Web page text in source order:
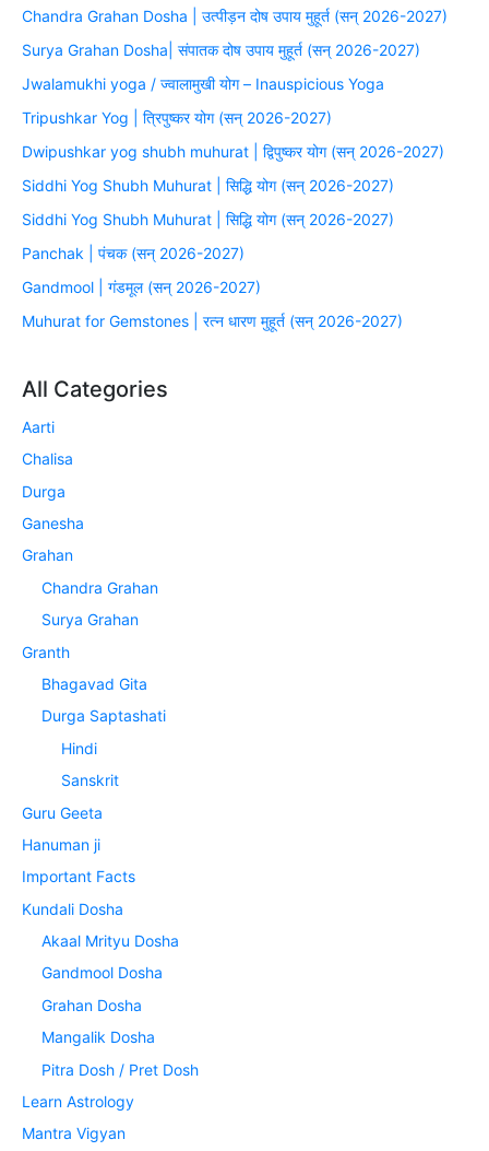
Chandra Grahan Dosha | उत्पीड़न दोष उपाय मुहूर्त (सन् 2026-2027)
Surya Grahan Dosha| संपातक दोष उपाय मुहूर्त (सन् 2026-2027)
Jwalamukhi yoga / ज्वालामुखी योग – Inauspicious Yoga
Tripushkar Yog | त्रिपुष्कर योग (सन् 2026-2027)
Dwipushkar yog shubh muhurat | द्विपुष्कर योग (सन् 2026-2027)
Siddhi Yog Shubh Muhurat | सिद्धि योग (सन् 2026-2027)
Siddhi Yog Shubh Muhurat | सिद्धि योग (सन् 2026-2027)
Panchak | पंचक (सन् 2026-2027)
Gandmool | गंडमूल (सन् 2026-2027)
Muhurat for Gemstones | रत्न धारण मुहूर्त (सन् 2026-2027)
All Categories
Aarti
Chalisa
Durga
Ganesha
Grahan
Chandra Grahan
Surya Grahan
Granth
Bhagavad Gita
Durga Saptashati
Hindi
Sanskrit
Guru Geeta
Hanuman ji
Important Facts
Kundali Dosha
Akaal Mrityu Dosha
Gandmool Dosha
Grahan Dosha
Mangalik Dosha
Pitra Dosh / Pret Dosh
Learn Astrology
Mantra Vigyan